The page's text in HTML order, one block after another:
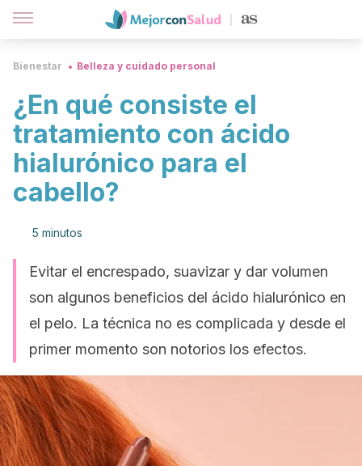
Bienestar Belleza y cuidado personal
¿En qué consiste el
tratamiento con ácido
hialurónico para el
cabello?
5 minutos
Evitar el encrespado, suavizar y dar volumen
son algunos beneficios del ácido hialurónico en
el pelo. La técnica no es complicada y desde el
primer momento son notorios los efectos.